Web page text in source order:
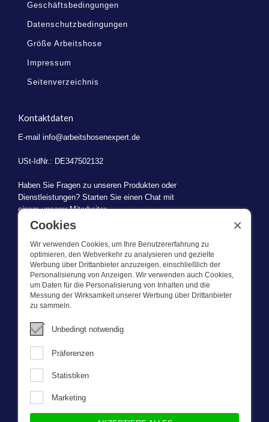
Geschäftsbedingungen
Datenschutzbedingungen
Größe Arbeitshose
Impressum
Seitenverzeichnis
Kontaktdaten
E-mail info@arbeitshosenexpert.de
USt-IdNr.: DE347502132
Haben Sie Fragen zu unseren Produkten oder
Dienstleistungen? Starten Sie einen Chat mit
einem unserer Mitarbeiter.
WAS WIR TUN
Dieser Webshop ist Teil von BEVAZET BV. Bevazet beliefert seit
1983 große und kleinere Unternehmen mit Berufsbekleidung. Wir
haben einen eigenen Laden/Ausstellungsraum in Brandwijk. Wir
bieten unseren Kunden hochwertige und starke
Unternehmenskleidung zu einem wettbewerbsfähigen Preis. UnseR
Service ist schnell, wir führen Lagerbestände und liefern auch
maßgeschneiderte Unternehmenskleidung, die von unserem
Kontakt auf für weitere fragen.
Cookies
Wir verwenden Cookies, um Ihre Benutzererfahrung zu
optimieren, den Webverkehr zu analysieren und gezielte
Werbung über Drittanbieter anzuzeigen, einschließlich der
Personalisierung von Anzeigen. Wir verwenden auch Cookies,
um Daten für die Personalisierung von Inhalten und die
Messung der Wirksamkeit unserer Werbung über Drittanbieter
zu sammeln.
Unbedingt notwendig
Präferenzen
Statistiken
Marketing
×